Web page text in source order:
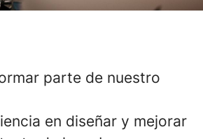
parte de nuestro
en diseñar y mejorar